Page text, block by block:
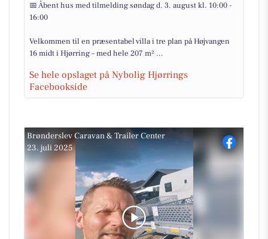
📅 Åbent hus med tilmelding søndag d. 3. august kl. 10:00 -
16:00
Velkommen til en præsentabel villa i tre plan på Højvangen
16 midt i Hjørring – med hele 207 m² ...
Se hele opslaget på Nybolig Hjørrings
Facebookside
Brønderslev Caravan & Trailer Center
23. juli 2025